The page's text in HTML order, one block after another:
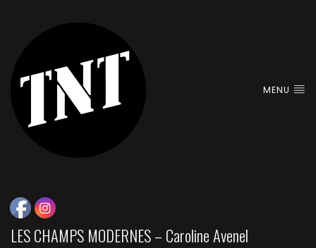
MENU
LES CHAMPS MODERNES – Caroline Avenel